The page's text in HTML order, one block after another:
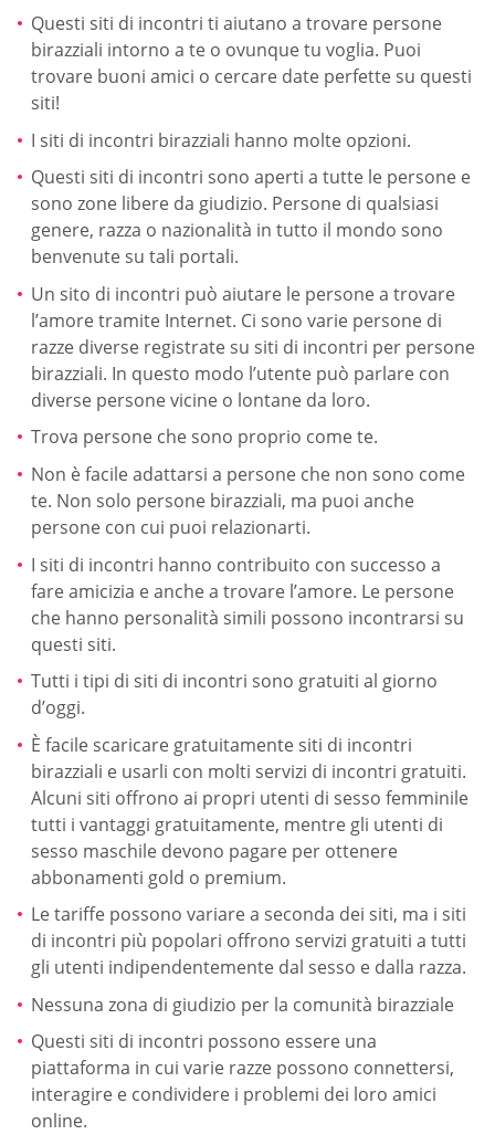
Questi siti di incontri ti aiutano a trovare persone
birazziali intorno a te o ovunque tu voglia. Puoi
trovare buoni amici o cercare date perfette su questi
siti!
I siti di incontri birazziali hanno molte opzioni.
Questi siti di incontri sono aperti a tutte le persone e
sono zone libere da giudizio. Persone di qualsiasi
genere, razza o nazionalità in tutto il mondo sono
benvenute su tali portali.
Un sito di incontri può aiutare le persone a trovare
l’amore tramite Internet. Ci sono varie persone di
razze diverse registrate su siti di incontri per persone
birazziali. In questo modo l’utente può parlare con
diverse persone vicine o lontane da loro.
Trova persone che sono proprio come te.
Non è facile adattarsi a persone che non sono come
te. Non solo persone birazziali, ma puoi anche
persone con cui puoi relazionarti.
I siti di incontri hanno contribuito con successo a
fare amicizia e anche a trovare l’amore. Le persone
che hanno personalità simili possono incontrarsi su
questi siti.
Tutti i tipi di siti di incontri sono gratuiti al giorno
d’oggi.
È facile scaricare gratuitamente siti di incontri
birazziali e usarli con molti servizi di incontri gratuiti.
Alcuni siti offrono ai propri utenti di sesso femminile
tutti i vantaggi gratuitamente, mentre gli utenti di
sesso maschile devono pagare per ottenere
abbonamenti gold o premium.
Le tariffe possono variare a seconda dei siti, ma i siti
di incontri più popolari offrono servizi gratuiti a tutti
gli utenti indipendentemente dal sesso e dalla razza.
Nessuna zona di giudizio per la comunità birazziale
Questi siti di incontri possono essere una
piattaforma in cui varie razze possono connettersi,
interagire e condividere i problemi dei loro amici
online.